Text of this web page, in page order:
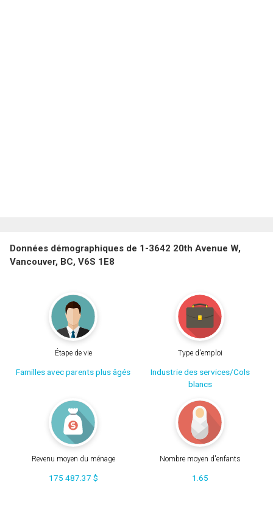
Données démographiques de 1-3642 20th Avenue W,
Vancouver, BC, V6S 1E8
Étape de vie
Familles avec parents plus âgés
Type d'emploi
Industrie des services/Cols
blancs
Revenu moyen du ménage
175 487.37 $
Nombre moyen d'enfants
1.65